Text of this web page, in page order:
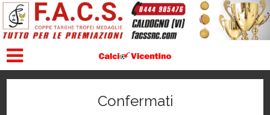
Confermati